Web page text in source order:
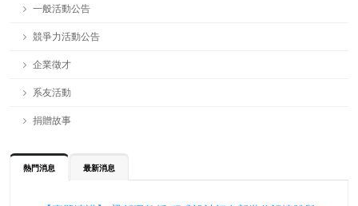
一般活動公告
競爭力活動公告
企業徵才
系友活動
捐贈故事
熱門消息 最新消息